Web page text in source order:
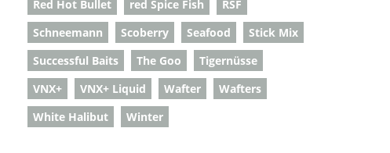
Red Hot Bullet
red Spice Fish
RSF
Schneemann
Scoberry Seafood
Stick Mix
Successful Baits
The Goo
Tigernüsse
VNX+
VNX+ Liquid Wafter
Wafters
White Halibut
Winter